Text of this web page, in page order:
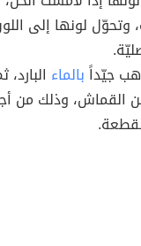
وتحوّل لونها إلى
جيّداًبالماء
وذلك من